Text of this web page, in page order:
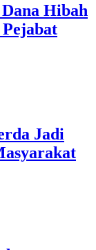
Hibah
Jadi